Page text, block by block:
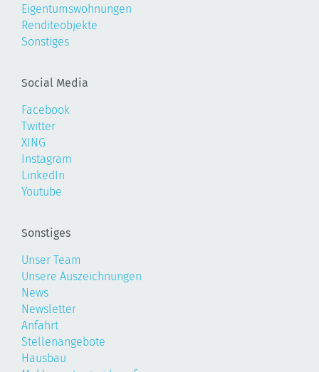
Eigentumswohnungen
Renditeobjekte
Sonstiges
Social Media
Facebook
Twitter
XING
Instagram
LinkedIn
Youtube
Sonstiges
Unser Team
Unsere Auszeichnungen
News
Newsletter
Anfahrt
Stellenangebote
Hausbau